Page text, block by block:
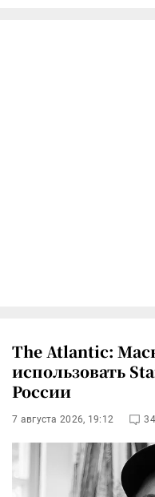
The Atlantic:
использовать
России
7 августа 2026, 19:12 34